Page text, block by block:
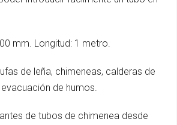
mm. Longitud: 1 metro.
de leña, chimeneas, calderas de
de humos.
de tubos de chimenea desde